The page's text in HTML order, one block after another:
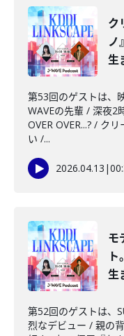
ク
ノ
生
第53回のゲストは、
WAVEの先輩 / 深夜2
OVER OVER...? / ク
い /...
2026.04.13 |
モ
生
第52回のゲストは、
烈なデビュー / 親の